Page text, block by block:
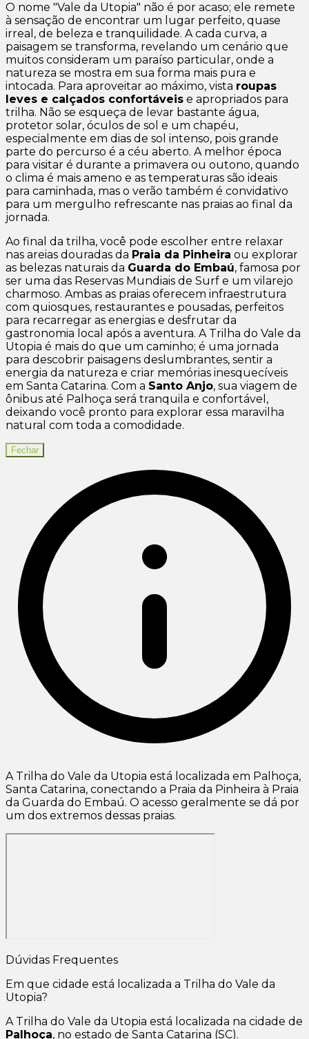
O nome "Vale da Utopia" não é por acaso; ele remete
à sensação de encontrar um lugar perfeito, quase
irreal, de beleza e tranquilidade. A cada curva, a
paisagem se transforma, revelando um cenário que
muitos consideram um paraíso particular, onde a
natureza se mostra em sua forma mais pura e
intocada. Para aproveitar ao máximo, vista roupas
leves e calçados confortáveis e apropriados para
trilha. Não se esqueça de levar bastante água,
protetor solar, óculos de sol e um chapéu,
especialmente em dias de sol intenso, pois grande
parte do percurso é a céu aberto. A melhor época
para visitar é durante a primavera ou outono, quando
o clima é mais ameno e as temperaturas são ideais
para caminhada, mas o verão também é convidativo
para um mergulho refrescante nas praias ao final da
jornada.
Ao final da trilha, você pode escolher entre relaxar
nas areias douradas da Praia da Pinheira ou explorar
as belezas naturais da Guarda do Embaú, famosa por
ser uma das Reservas Mundiais de Surf e um vilarejo
charmoso. Ambas as praias oferecem infraestrutura
com quiosques, restaurantes e pousadas, perfeitos
para recarregar as energias e desfrutar da
gastronomia local após a aventura. A Trilha do Vale da
Utopia é mais do que um caminho; é uma jornada
para descobrir paisagens deslumbrantes, sentir a
energia da natureza e criar memórias inesquecíveis
em Santa Catarina. Com a Santo Anjo, sua viagem de
ônibus até Palhoça será tranquila e confortável,
deixando você pronto para explorar essa maravilha
natural com toda a comodidade.
Fechar
A Trilha do Vale da Utopia está localizada em Palhoça,
Santa Catarina, conectando a Praia da Pinheira à Praia
da Guarda do Embaú. O acesso geralmente se dá por
um dos extremos dessas praias.
Dúvidas Frequentes
Em que cidade está localizada a Trilha do Vale da
Utopia?
A Trilha do Vale da Utopia está localizada na cidade de
Palhoça, no estado de Santa Catarina (SC).